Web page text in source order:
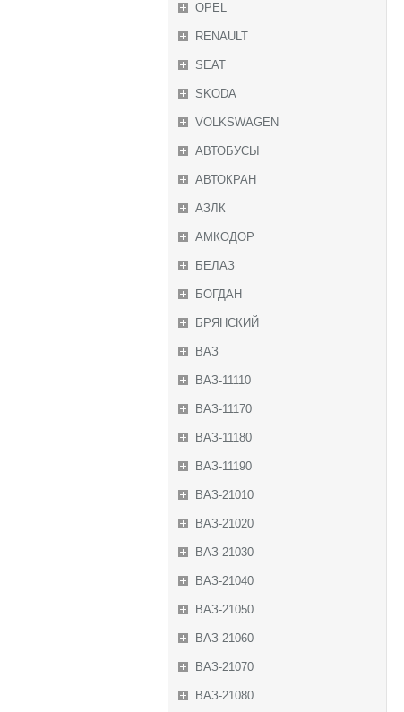
OPEL
RENAULT
SEAT
SKODA
VOLKSWAGEN
АВТОБУСЫ
АВТОКРАН
АЗЛК
АМКОДОР
БЕЛАЗ
БОГДАН
БРЯНСКИЙ
ВАЗ
ВАЗ-11110
ВАЗ-11170
ВАЗ-11180
ВАЗ-11190
ВАЗ-21010
ВАЗ-21020
ВАЗ-21030
ВАЗ-21040
ВАЗ-21050
ВАЗ-21060
ВАЗ-21070
ВАЗ-21080